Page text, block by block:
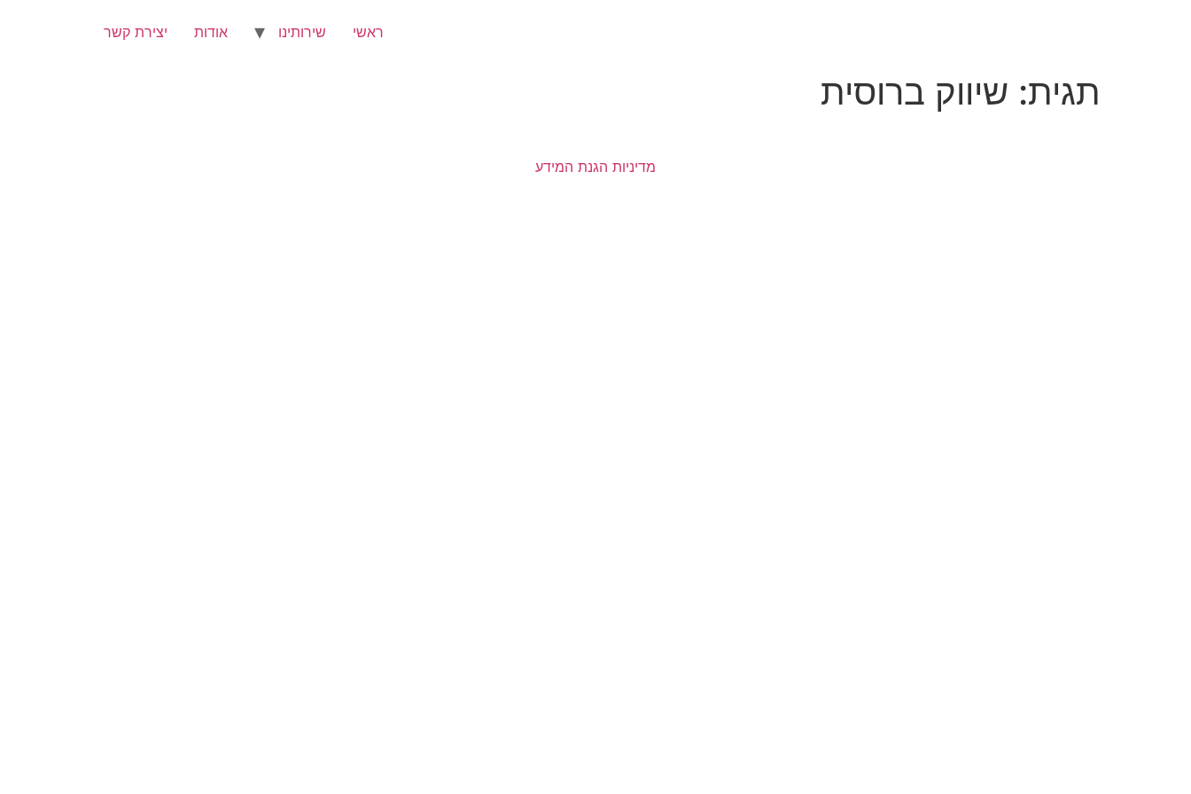
ראשי שירותינו אודות יצירת קשר
תגית: שיווק ברוסית
מדיניות הגנת המידע